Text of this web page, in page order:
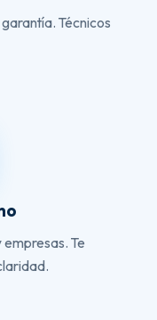
Técnicos
Te